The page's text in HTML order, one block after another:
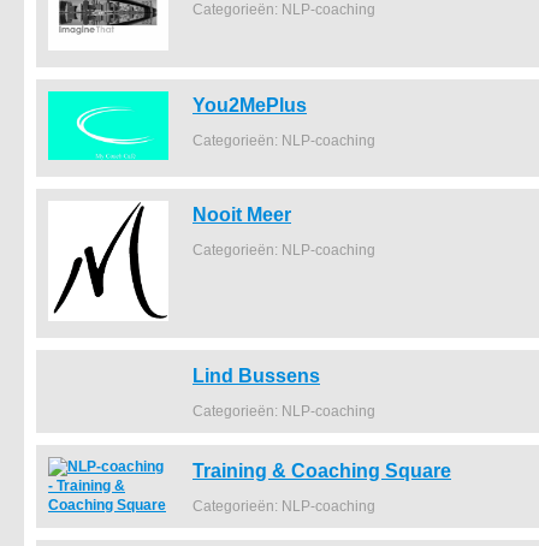
Categorieën: NLP-coaching
You2MePlus
Categorieën: NLP-coaching
Nooit Meer
Categorieën: NLP-coaching
Lind Bussens
Categorieën: NLP-coaching
Training & Coaching Square
Categorieën: NLP-coaching